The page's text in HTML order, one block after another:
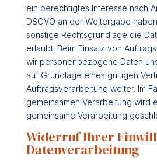
ein berechtigtes Interesse nach
DSGVO an der Weitergabe
sonstige Rechtsgrundlage die
erlaubt. Beim Einsatz von
wir personenbezogene Daten
auf Grundlage eines gültigen
Auftragsverarbeitung weiter. Im
gemeinsamen Verarbeitung wird
gemeinsame Verarbeitung
Widerruf Ihrer
Datenverarbeitung